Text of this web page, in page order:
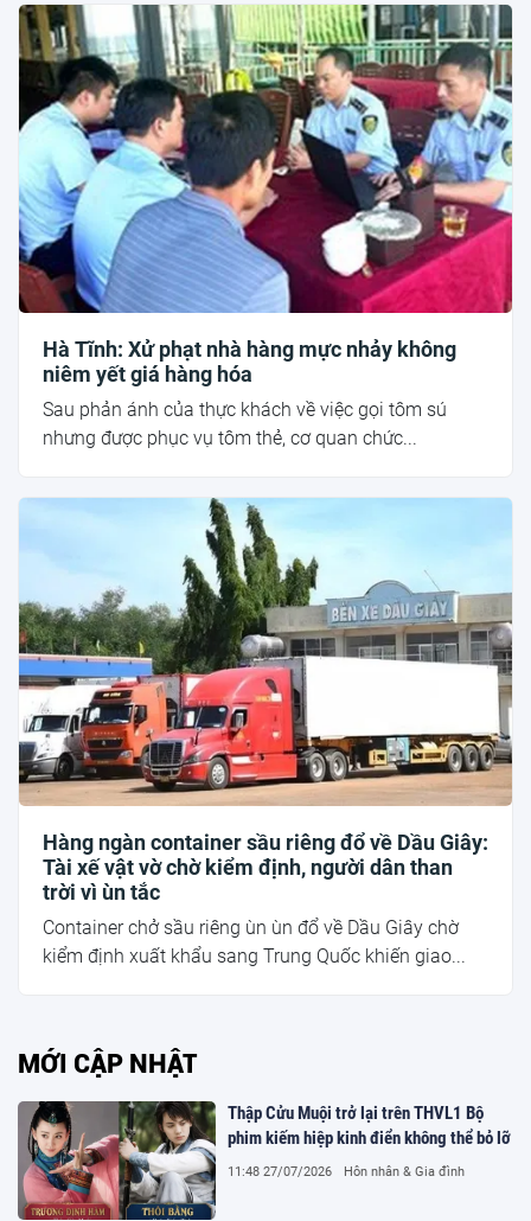
Hà Tĩnh: Xử phạt nhà hàng mực nhảy không
niêm yết giá hàng hóa
Sau phản ánh của thực khách về việc gọi tôm sú
nhưng được phục vụ tôm thẻ, cơ quan chức...
Hàng ngàn container sầu riêng đổ về Dầu Giây:
Tài xế vật vờ chờ kiểm định, người dân than
trời vì ùn tắc
Container chở sầu riêng ùn ùn đổ về Dầu Giây chờ
kiểm định xuất khẩu sang Trung Quốc khiến giao...
MỚI CẬP NHẬT
Thập Cửu Muội trở lại trên THVL1 Bộ
phim kiếm hiệp kinh điển không thể bỏ lỡ
11:48 27/07/2026 Hôn nhân & Gia đình